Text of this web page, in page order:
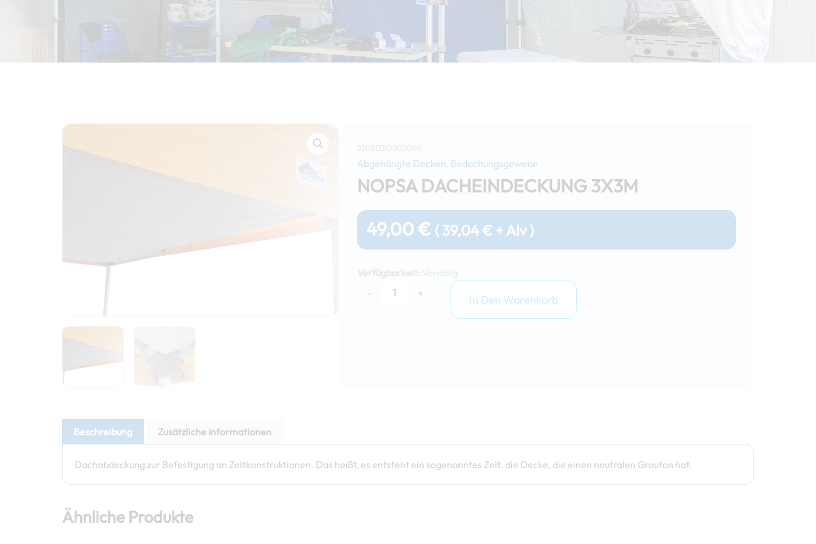
2103030002094
Abgehängte Decken, Bedachungsgewebe
NOPSA DACHEINDECKUNG 3X3M
49,00 € ( 39,04€ + Alv )
Verfügbarkeit: Vorrätig
-
Dacheindeckung
3x3m
Menge
+ In Den Warenkorb
Beschreibung Zusätzliche Informationen
Dachabdeckung zur Befestigung an Zeltkonstruktionen. Das heißt, es entsteht ein sogenanntes Zelt. die Decke, die einen neutralen Grauton hat.
Ähnliche Produkte